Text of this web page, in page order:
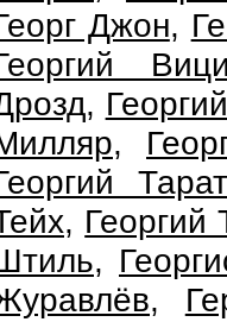
Джон,
,
,
, Георгий
,
,